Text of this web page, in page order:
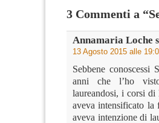
3 Commenti a
Annamaria Loche
13 Agosto 2015 alle
Sebbene
anni che l’ho
laureandosi, i corsi di
aveva intensificato
aveva intenzione di